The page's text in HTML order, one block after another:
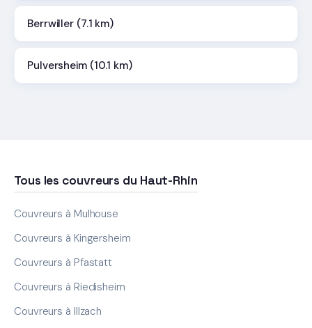
Berrwiller (7.1 km)
Pulversheim (10.1 km)
Tous les couvreurs du Haut-Rhin
Couvreurs à Mulhouse
Couvreurs à Kingersheim
Couvreurs à Pfastatt
Couvreurs à Riedisheim
Couvreurs à Illzach